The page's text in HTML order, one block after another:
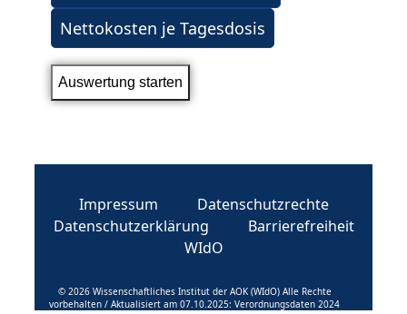
Nettokosten je Tagesdosis
Impressum
Datenschutzrechte
Datenschutzerklärung
Barrierefreiheit
WIdO
© 2026 Wissenschaftliches Institut der AOK (WIdO) Alle Rechte
vorbehalten / Aktualisiert am 07.10.2025: Verordnungsdaten 2024